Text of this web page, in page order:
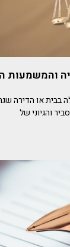
או הדירה
והגיוני של